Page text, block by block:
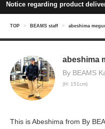
Notice regarding product
TOP > BEAMS staff > abeshima
abeshima
By BEAMS
(H: 151cm)
This is Abeshima from By